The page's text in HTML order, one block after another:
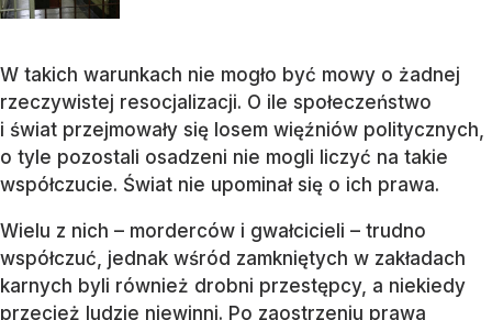
W takich warunkach nie mogło być mowy o żadnej
rzeczywistej resocjalizacji. O ile społeczeństwo
i świat przejmowały się losem więźniów politycznych,
o tyle pozostali osadzeni nie mogli liczyć na takie
współczucie. Świat nie upominał się o ich prawa.
Wielu z nich – morderców i gwałcicieli – trudno
współczuć, jednak wśród zamkniętych w zakładach
karnych byli również drobni przestępcy, a niekiedy
przecież ludzie niewinni. Po zaostrzeniu prawa